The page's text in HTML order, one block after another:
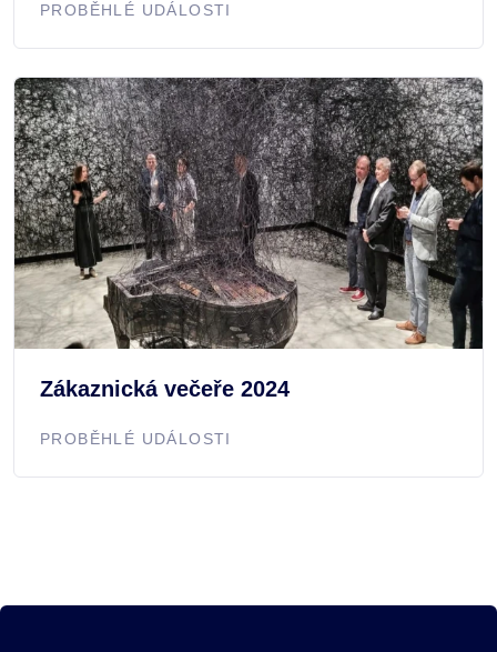
PROBĚHLÉ UDÁLOSTI
Zákaznická večeře 2024
PROBĚHLÉ UDÁLOSTI